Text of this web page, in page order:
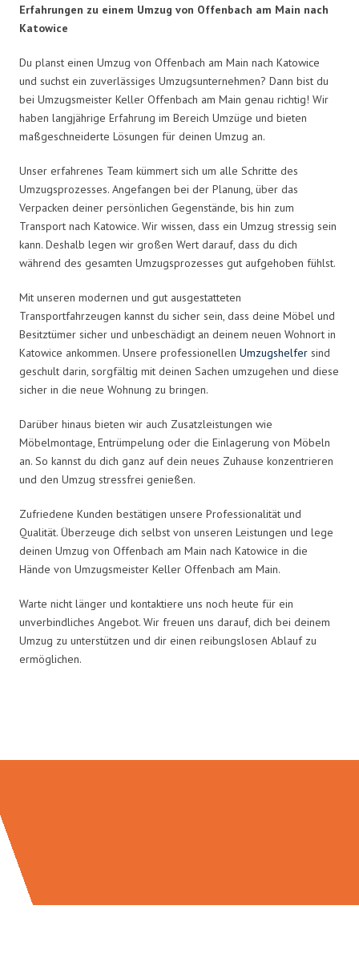
Erfahrungen zu einem Umzug von Offenbach am Main nach
Katowice
Du planst einen Umzug von Offenbach am Main nach Katowice
und suchst ein zuverlässiges Umzugsunternehmen? Dann bist du
bei Umzugsmeister Keller Offenbach am Main genau richtig! Wir
haben langjährige Erfahrung im Bereich Umzüge und bieten
maßgeschneiderte Lösungen für deinen Umzug an.
Unser erfahrenes Team kümmert sich um alle Schritte des
Umzugsprozesses. Angefangen bei der Planung, über das
Verpacken deiner persönlichen Gegenstände, bis hin zum
Transport nach Katowice. Wir wissen, dass ein Umzug stressig sein
kann. Deshalb legen wir großen Wert darauf, dass du dich
während des gesamten Umzugsprozesses gut aufgehoben fühlst.
Mit unseren modernen und gut ausgestatteten
Transportfahrzeugen kannst du sicher sein, dass deine Möbel und
Besitztümer sicher und unbeschädigt an deinem neuen Wohnort in
Katowice ankommen. Unsere professionellen Umzugshelfer sind
geschult darin, sorgfältig mit deinen Sachen umzugehen und diese
sicher in die neue Wohnung zu bringen.
Darüber hinaus bieten wir auch Zusatzleistungen wie
Möbelmontage, Entrümpelung oder die Einlagerung von Möbeln
an. So kannst du dich ganz auf dein neues Zuhause konzentrieren
und den Umzug stressfrei genießen.
Zufriedene Kunden bestätigen unsere Professionalität und
Qualität. Überzeuge dich selbst von unseren Leistungen und lege
deinen Umzug von Offenbach am Main nach Katowice in die
Hände von Umzugsmeister Keller Offenbach am Main.
Warte nicht länger und kontaktiere uns noch heute für ein
unverbindliches Angebot. Wir freuen uns darauf, dich bei deinem
Umzug zu unterstützen und dir einen reibungslosen Ablauf zu
ermöglichen.